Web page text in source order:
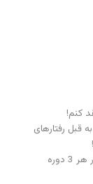
کنم!
قبل رفتارهای
مطمئنید که رفتار های کودکانه از بچه های دبیرستان(در هر 3 دوره